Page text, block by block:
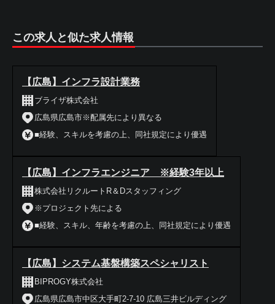
この求人と似た求人情報
【広島】インフラ設計業務
ブライザ株式会社
広島県広島市※配属先により異なる
■経験、スキルを考慮の上、同社規定により優遇
【広島】インフラエンジニア ※経験3年以上
株式会社リクルートR＆Dスタッフィング
※プロジェクト先による
■経験、スキル、年齢を考慮の上、同社規定により優遇
【広島】システム基盤構築スペシャリスト
BIPROGY株式会社
広島県広島市中区大手町2-7-10 広島三井ビルディング